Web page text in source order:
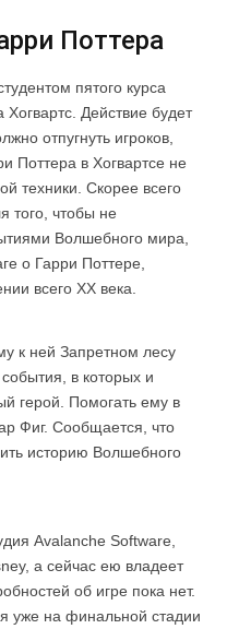
Поттера
пятого курса
Действие будет
отпугнуть игроков,
Поттера в Хогвартсе не
техники. Скорее всего
того, чтобы не
Волшебного мира,
о Гарри Поттере,
всего XX века.
к ней Запретном лесу
в которых и
герой. Помогать ему в
Фиг. Сообщается, что
историю Волшебного
Avalanche Software,
а сейчас ею владеет
об игре пока нет.
уже на финальной стадии